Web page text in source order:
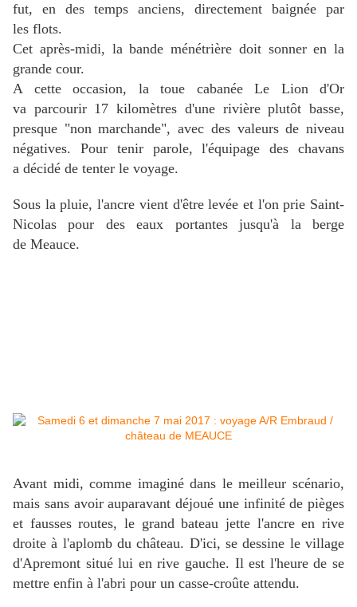
fut, en des temps anciens, directement baignée par
les flots.
Cet après-midi, la bande ménétrière doit sonner en la
grande cour.
A cette occasion, la toue cabanée Le Lion d'Or
va parcourir 17 kilomètres d'une rivière plutôt basse,
presque "non marchande", avec des valeurs de niveau
négatives. Pour tenir parole, l'équipage des chavans
a décidé de tenter le voyage.
Sous la pluie, l'ancre vient d'être levée et l'on prie Saint-
Nicolas pour des eaux portantes jusqu'à la berge
de Meauce.
Avant midi, comme imaginé dans le meilleur scénario,
mais sans avoir auparavant déjoué une infinité de pièges
et fausses routes, le grand bateau jette l'ancre en rive
droite à l'aplomb du château. D'ici, se dessine le village
d'Apremont situé lui en rive gauche. Il est l'heure de se
mettre enfin à l'abri pour un casse-croûte attendu.